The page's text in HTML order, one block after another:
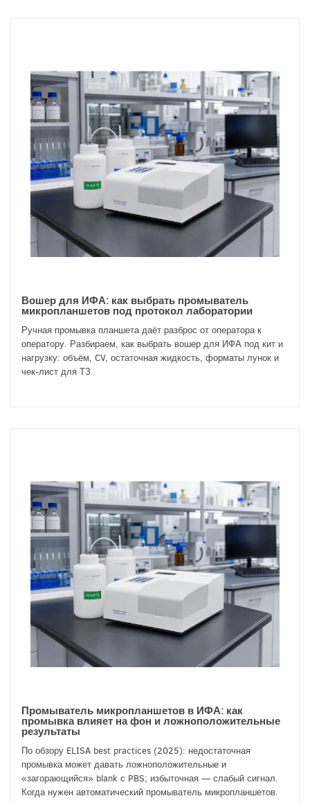
Вошер для ИФА: как выбрать промыватель
микропланшетов под протокол лаборатории
Ручная промывка планшета даёт разброс от оператора к
оператору. Разбираем, как выбрать вошер для ИФА под кит и
нагрузку: объём, CV, остаточная жидкость, форматы лунок и
чек-лист для ТЗ.
Промыватель микропланшетов в ИФА: как
промывка влияет на фон и ложноположительные
результаты
По обзору ELISA best practices (2025): недостаточная
промывка может давать ложноположительные и
«загорающийся» blank с PBS; избыточная — слабый сигнал.
Когда нужен автоматический промыватель микропланшетов.